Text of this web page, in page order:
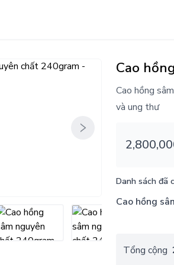
Cao
Cao hồng
và ung thư
Danh sách đã
Cao hồng
Tổng cộng